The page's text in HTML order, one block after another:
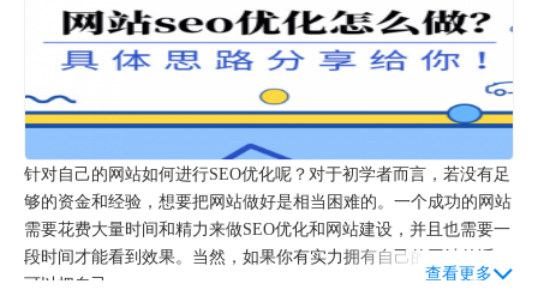
针对自己的网站如何进行SEO优化呢？对于初学者而言，若没有足
够的资金和经验，想要把网站做好是相当困难的。一个成功的网站
需要花费大量时间和精力来做SEO优化和网站建设，并且也需要一
段时间才能看到效果。当然，如果你有实力拥有自己的网站的话，
可以把自己...
查看更多